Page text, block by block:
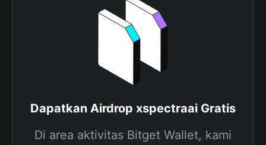
Dapatkan Airdrop xspectraai Gratis
Di area aktivitas Bitget Wallet, kami